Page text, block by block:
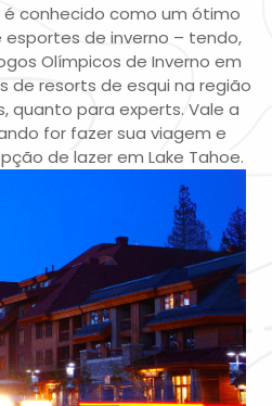
é conhecido como um ótimo
de inverno – tendo,
Olímpicos de Inverno em
de resorts de esqui na região
quanto para experts. Vale a
for fazer sua viagem e
de lazer em Lake Tahoe.